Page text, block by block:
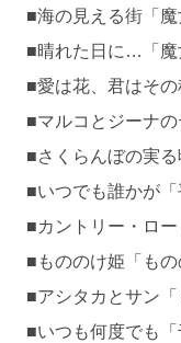
■海の見える街「魔
■晴れた日に…「魔
■愛は花、君はその
■マルコとジーナの
■さくらんぼの実る
■いつでも誰かが「
■カントリー・ロー
■もののけ姫「もの
■アシタカとサン「
■いつも何度でも「